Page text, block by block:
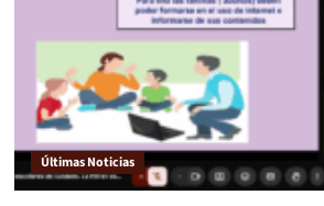
Últimas Noticias